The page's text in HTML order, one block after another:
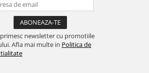
newsletter cu promotiile
Afla mai multe in Politica de